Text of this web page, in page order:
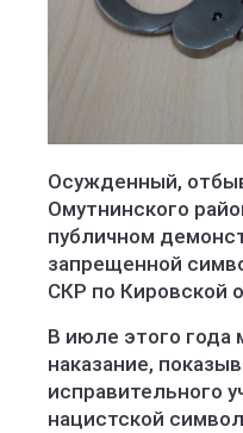
Осужденный,
Омутнинского
публичном
запрещенной
СКР по Кировской
В июле этого
наказание,
исправительного
нацистской